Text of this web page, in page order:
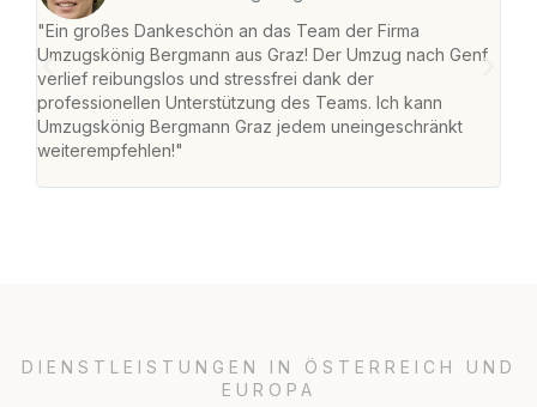
"Ein großes Dankeschön an das Team der Firma
Umzugskönig Bergmann aus Graz! Der Umzug nach Genf
verlief reibungslos und stressfrei dank der
professionellen Unterstützung des Teams. Ich kann
Umzugskönig Bergmann Graz jedem uneingeschränkt
weiterempfehlen!"
DIENSTLEISTUNGEN IN ÖSTERREICH UND
EUROPA